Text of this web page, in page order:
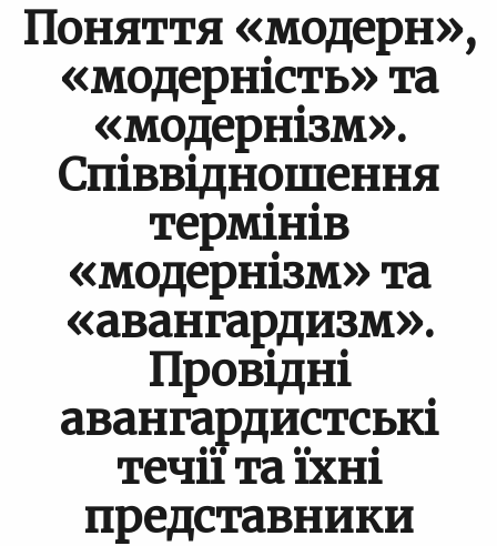
Поняття «модерн»,
«модерність» та
«модернізм».
Співвідношення
термінів
«модернізм» та
«авангардизм».
Провідні
авангардистські
течії та їхні
представники